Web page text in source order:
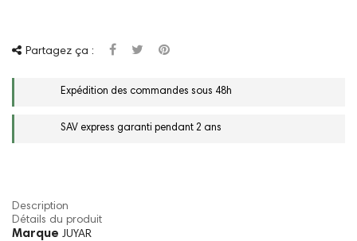
Partagez ça :
Expédition des commandes sous 48h
SAV express garanti pendant 2 ans
Description
Détails du produit
Marque JUYAR